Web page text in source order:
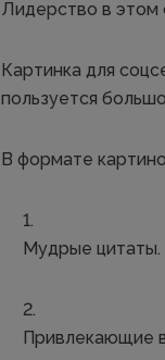
Лидерство в этом
Картинка для
пользуется
В формате
Мудрые цитаты.
Привлекающие